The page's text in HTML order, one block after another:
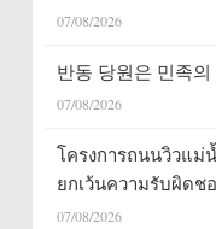
07/08/2026
반동 당원은 민족의
07/08/2026
โครงการถนนวิวแม่
ยกเว้นความรับผิดช
07/08/2026